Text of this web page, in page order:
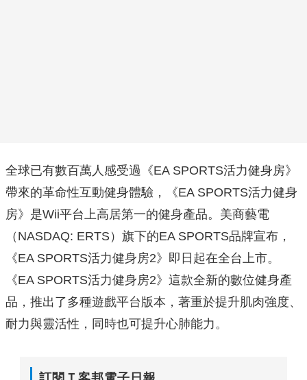
全球已有數百萬人感受過《EA SPORTS活力健身房》
帶來的革命性互動健身體驗，《EA SPORTS活力健身
房》是Wii平台上高居第一的健身產品。美商藝電
（NASDAQ: ERTS）旗下的EA SPORTS品牌宣布，
《EA SPORTS活力健身房2》即日起在全台上市。
《EA SPORTS活力健身房2》這款全新的數位健身產
品，推出了多種遊戲平台版本，著重於提升肌肉強度、
耐力與靈活性，同時也可提升心肺能力。